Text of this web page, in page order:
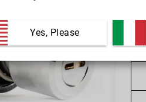
Yes, Please